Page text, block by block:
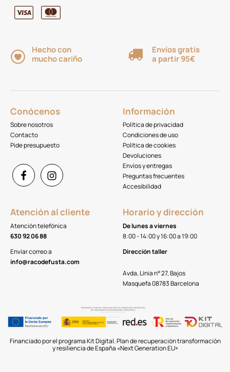
Hecho con
mucho cariño
Envíos gratis
a partir 95€
Conócenos
Sobre nosotros
Contacto
Pide presupuesto
Información
Política de privacidad
Condiciones de uso
Política de cookies
Devoluciones
Envíos y entregas
Preguntas frecuentes
Accesibilidad
Atención al cliente
Atención telefónica
630 92 06 88
Enviar correo a
info@racodefusta.com
Horario y dirección
De lunes a viernes
8:00 - 14:00 y 16:00 a 19:00
Dirección taller
Avda, Línia n° 27, Bajos
Masquefa 08783 Barcelona
Financiado por el programa Kit Digital. Plan de recuperación transformación
y resiliencia de España «Next Generation EU»